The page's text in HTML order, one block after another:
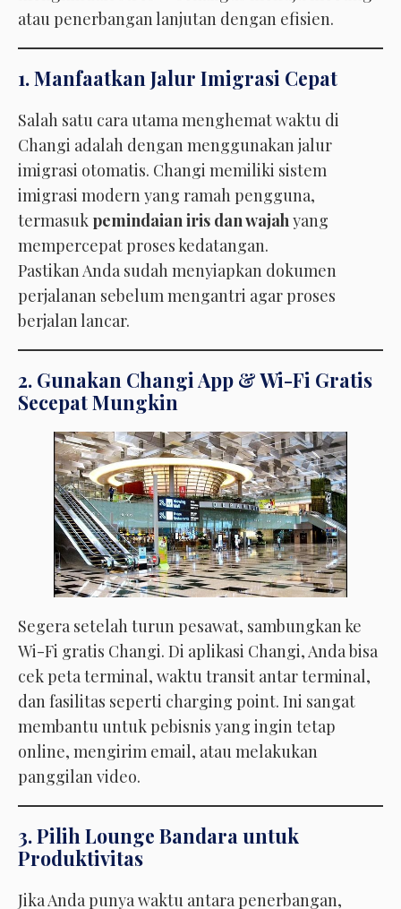
atau penerbangan lanjutan dengan efisien.
1. Manfaatkan Jalur Imigrasi Cepat
Salah satu cara utama menghemat waktu di
Changi adalah dengan menggunakan jalur
imigrasi otomatis. Changi memiliki sistem
imigrasi modern yang ramah pengguna,
termasuk pemindaian iris dan wajahyang
mempercepat proses kedatangan.
Pastikan Anda sudah menyiapkan dokumen
perjalanan sebelum mengantri agar proses
berjalan lancar.
2. Gunakan Changi App & Wi-Fi Gratis
Secepat Mungkin
Segera setelah turun pesawat, sambungkan ke
Wi-Fi gratis Changi. Di aplikasi Changi, Anda bisa
cek peta terminal, waktu transit antar terminal,
dan fasilitas seperti charging point. Ini sangat
membantu untuk pebisnis yang ingin tetap
online, mengirim email, atau melakukan
panggilan video.
3. Pilih Lounge Bandara untuk
Produktivitas
Jika Anda punya waktu antara penerbangan,